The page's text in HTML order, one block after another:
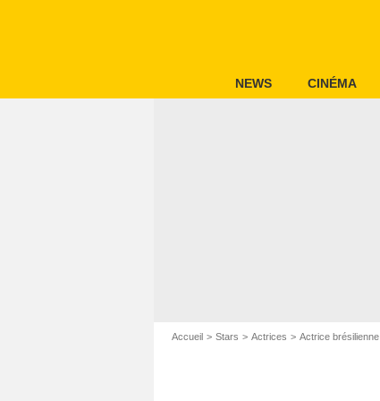
NEWS CINÉMA
Accueil Stars Actrices Actrice brésilienne